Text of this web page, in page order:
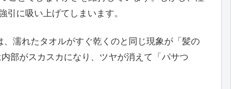
引に吸い上げてしまいます。
、濡れたタオルがすぐ乾くのと同じ現象が「髪の
部がスカスカになり、ツヤが消えて「パサつ